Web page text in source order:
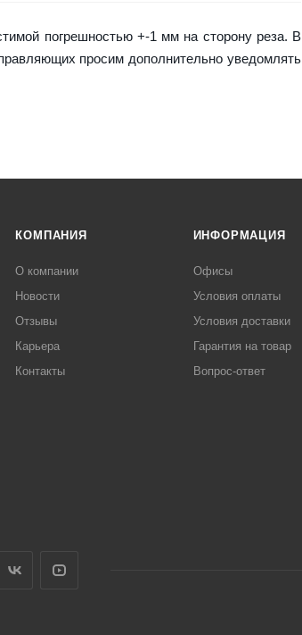
погрешностью +-1 мм на сторону реза. В
просим дополнительно уведомлять
КОМПАНИЯ
О компании
Новости
Отзывы
Карьера
Контакты
ИНФОРМАЦИЯ
Офисы
Условия оплаты
Условия доставки
Гарантия на товар
Вопрос-ответ